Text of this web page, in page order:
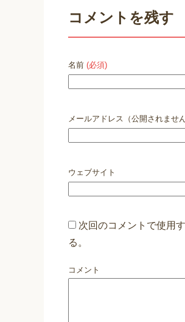
コメントを残す
名前 (必須)
メールアドレス（公開されませ
ウェブサイト
次回のコメントで使用
る。
コメント